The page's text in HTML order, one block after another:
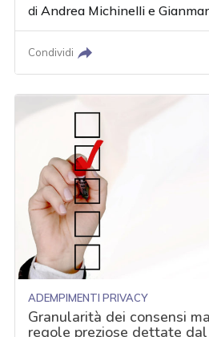
diAndrea Michinelli e
Condividi
ADEMPIMENTI PRIVACY
Granularità dei consensi
regole preziose dettate